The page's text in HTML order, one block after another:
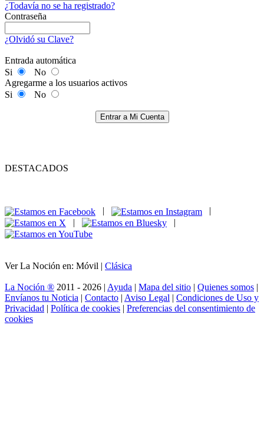
¿Todavía no se ha registrado?
Contraseña
¿Olvidó su Clave?
Entrada automática
Si
No
Agregarme a los usuarios activos
Si
No
Entrar a Mi Cuenta
DESTACADOS
|
|
Ver La Noción en: Móvil | Clásica
La Noción ® 2011 - 2026 | Ayuda | Mapa del sitio | Quienes somos |
Envíanos tu Noticia | Contacto | Aviso Legal | Condiciones de Uso y
Privacidad | Política de cookies | Preferencias del consentimiento de
cookies